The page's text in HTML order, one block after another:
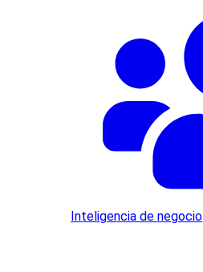
Inteligencia de negocio